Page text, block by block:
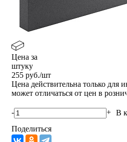
Цена за
штуку
255 руб./шт
Цена действительна только для
может отличаться от цен в
- + В
Поделиться